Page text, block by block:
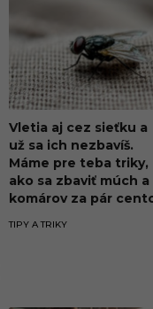
Vletia aj cez sieťku a
už sa ich nezbavíš.
Máme pre teba triky,
ako sa zbaviť múch a
komárov za pár
TIPY A TRIKY